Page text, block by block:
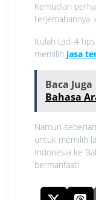
Kemudian
terjemahannya.
Itulah tadi 4
memilih jasa
Baca Juga
Bahasa
Namun
untuk memilih
Indonesia ke
bermanfaat!